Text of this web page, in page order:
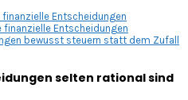
Entscheidungen
finanzielle Entscheidungen
bewusst steuern statt dem Zufall
selten rational sind